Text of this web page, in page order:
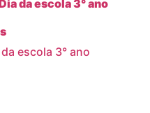
escola 3° ano